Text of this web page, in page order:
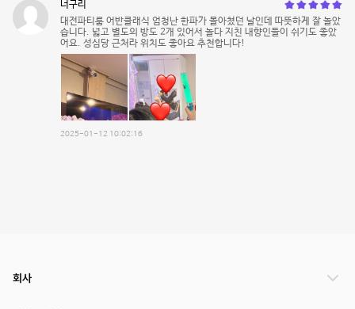
너구리
대전파티룸 어반클래식 엄청난 한파가 몰아쳤던 날인데 따뜻하게 잘 놀았
습니다. 넓고 별도의 방도 2개 있어서 놀다 지친 내향인들이 쉬기도 좋았
어요. 성심당 근처라 위치도 좋아요 추천합니다!
2025-01-12 10:02:16
회사